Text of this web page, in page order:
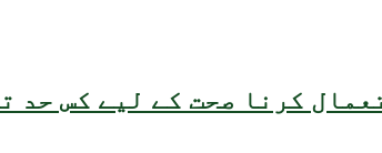
کرنا صحت کے لیے کس حد